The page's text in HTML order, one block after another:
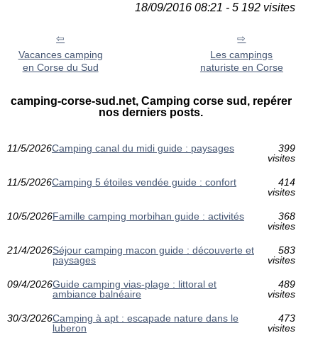
18/09/2016 08:21 - 5 192 visites
Vacances camping
en Corse du Sud
Les campings
naturiste en Corse
camping-corse-sud.net, Camping corse sud, repérer
nos derniers posts.
11/5/2026Camping canal du midi guide : paysages
399
visites
11/5/2026Camping 5 étoiles vendée guide : confort
414
visites
10/5/2026Famille camping morbihan guide : activités
368
visites
21/4/2026Séjour camping macon guide : découverte et
paysages
583
visites
09/4/2026Guide camping vias-plage : littoral et
ambiance balnéaire
489
visites
30/3/2026Camping à apt : escapade nature dans le
luberon
473
visites